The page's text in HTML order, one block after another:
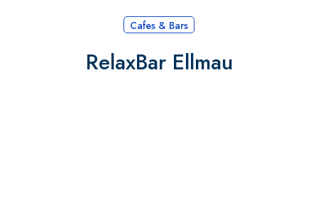
Cafes & Bars
RelaxBar Ellmau